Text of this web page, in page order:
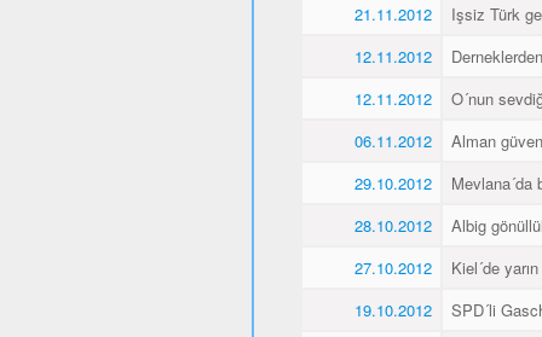
21.11.2012
Işsiz Türk
12.11.2012
12.11.2012
O´nun
06.11.2012
Alman
29.10.2012
Mevlana´da
28.10.2012
Albig
27.10.2012
Kiel´de
19.10.2012
SPD´li